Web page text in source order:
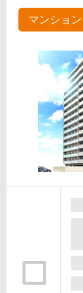
マンション